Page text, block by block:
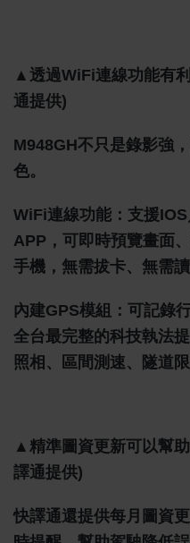
▲透過WiFi連線功能有
通提供)
M948GH不只是錄影強
色。
WiFi連線功能：支援
APP，可即時預覽畫面
手機，無需拔卡、無需
內建GPS模組：可記錄
全台最完整的科技執法
照相、區間測速、隧道
▲精準圖資更新可以幫
譯通提供)
快譯通還提供每月圖資